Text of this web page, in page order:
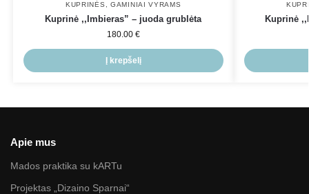
KUPRINĖS , GAMINIAI VYRAMS
Kuprinė ,,Imbieras” – juoda grublėta
180.00 €
Į krepšelį
Kuprinė
Apie mus
Mados praktika su kARTu
Projektas „Dizaino Sparnai“